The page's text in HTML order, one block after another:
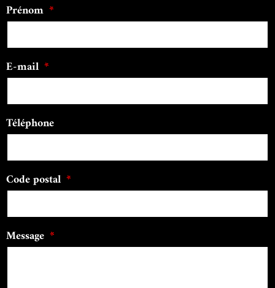
Prénom
E-mail
Téléphone
Code postal
Message